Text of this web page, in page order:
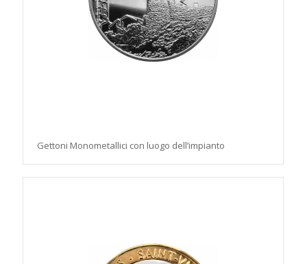
Gettoni Monometallici con luogo dell’impianto